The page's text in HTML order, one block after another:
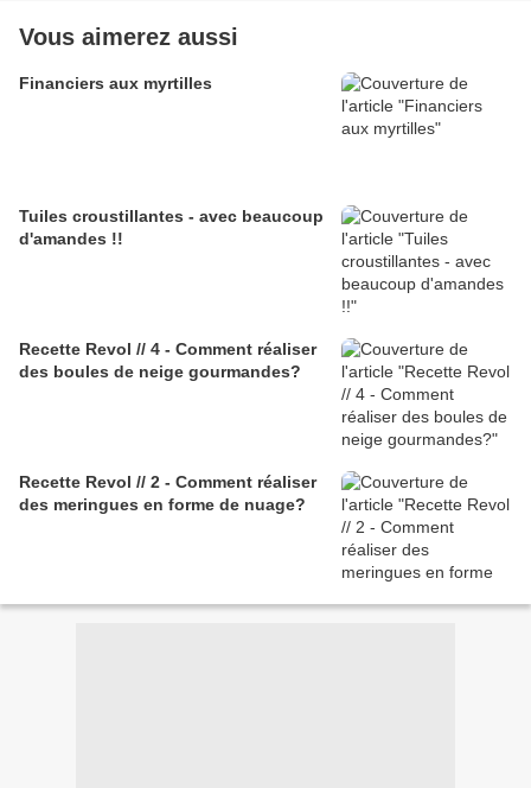
Vous aimerez aussi
Financiers aux myrtilles
Tuiles croustillantes - avec beaucoup
d'amandes !!
Recette Revol // 4 - Comment réaliser
des boules de neige gourmandes?
Recette Revol // 2 - Comment réaliser
des meringues en forme de nuage?